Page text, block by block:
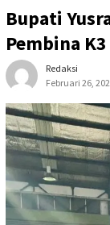
Bupati
Pembina
Redaksi
Februari 26,